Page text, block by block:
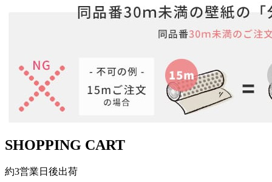
SHOPPING CART
約3営業日後出荷